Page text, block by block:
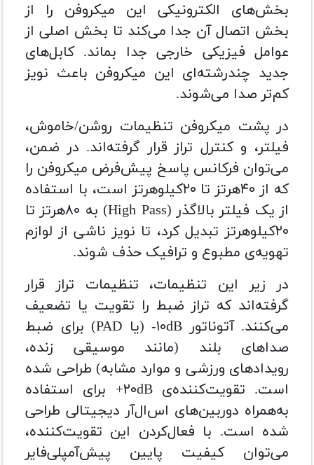
بخش‌های الکترونیکی این میکروفن را از
بخش اتصال آن جدا می‌کند تا بخش اصلی از
عوامل فیزیکی خارجی جدا بماند. کابل‌های
جدید چندرشته‌ای این میکروفن باعث نویز
کم‌تر صدا می‌شوند.
در پشت میکروفن تنظیمات روشن/خاموش،
فیلتر، و کنترل تراز قرار گرفته‌اند. در ضمن،
می‌توان فرکانس پاسخ پیش‌فرض میکروفن را
که از ۴۰هرتز تا ۲۰کیلوهرتز است، با استفاده
از یک فیلتر بالاگذر (High Pass
) به ۸۰هرتز تا
۲۰کیلوهرتز تبدیل کرد، تا نویز ناشی از لوازم
تهویه‌ی مطبوع و ترافیک حذف شوند.
در زیر این تنظیمات، تنظیمات تراز قرار
گرفته‌اند که تراز ضبط را تقویت یا تضعیف
می‌کنند. آتوناتور -۱۰dB (یا PAD) برای ضبط
صداهای بلند (مانند موسیقی زنده،
رویدادهای ورزشی و موارد مشابه) طراحی شده
است. تقویت‌کننده‌ی+۲۰dB برای استفاده
به‌همراه دوربین‌های اس‌ال‌آر دیجیتالی طراحی
شده است. با فعال‌کردن این تقویت‌کننده،
می‌توان کیفیت پایین پیش‌آمپلی‌فایر